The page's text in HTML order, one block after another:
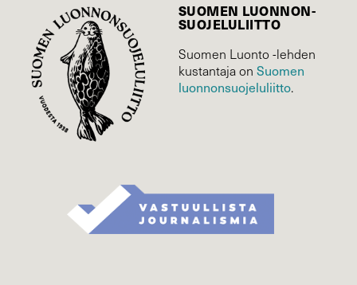
SUOMEN LUONNON­
SUOJELU­LIITTO
Suomen Luonto -lehden
kustantaja on Suomen
luonnonsuojelu­liitto.